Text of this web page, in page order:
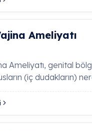
cerrahi bir vajina
sırasında sarkan
och pelvik taban
güncel jinekolojik
(Gebelik
Nedir, Neden Olur?
Ameliyatı
Ameliyatı, genital
(iç dudakların)